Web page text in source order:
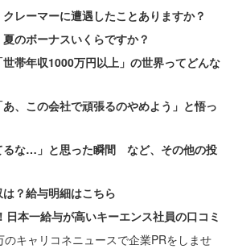
での移動が必須なため、維持費や税
～15万円かかる。都会との給与格差
金、各種税金の支払いだけでカツカ
くても年間50万円ですら難しい」
万円の独身者からは、
準は○。ただ残業時間を考えると、
め総合的には△」（年収400万円／埼
／メーカー系／正社員）
クレーマーに遭遇したことありますか？
夏のボーナスいくらですか？
世帯年収1000万円以上」の世界ってどんな
あ、この会社で頑張るのやめよう」と悟っ
るな…」と思った瞬間 など、その他の投
？給与明細はこちら
日本一給与が高いキーエンス社員の口コミ
のキャリコネニュースで企業PRをしませ